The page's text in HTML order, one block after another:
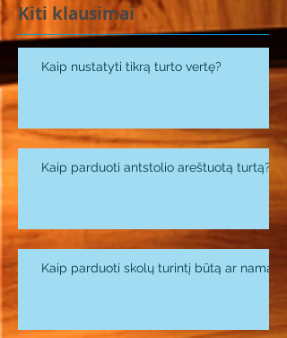
Kiti klausimai
Kaip nustatyti tikrą turto vertę?
Kaip parduoti antstolio areštuotą turtą?
Kaip parduoti skolų turintį būtą ar namą?